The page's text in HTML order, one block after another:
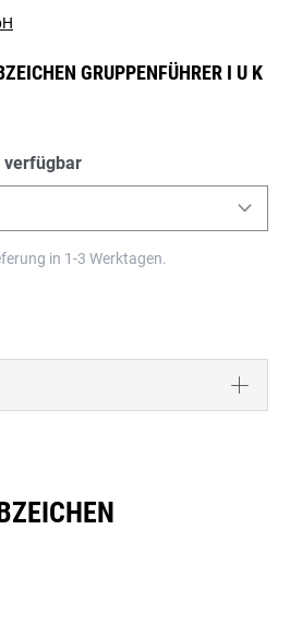
GRUPPENFÜHRER I U K
verfügbar
in 1-3 Werktagen.